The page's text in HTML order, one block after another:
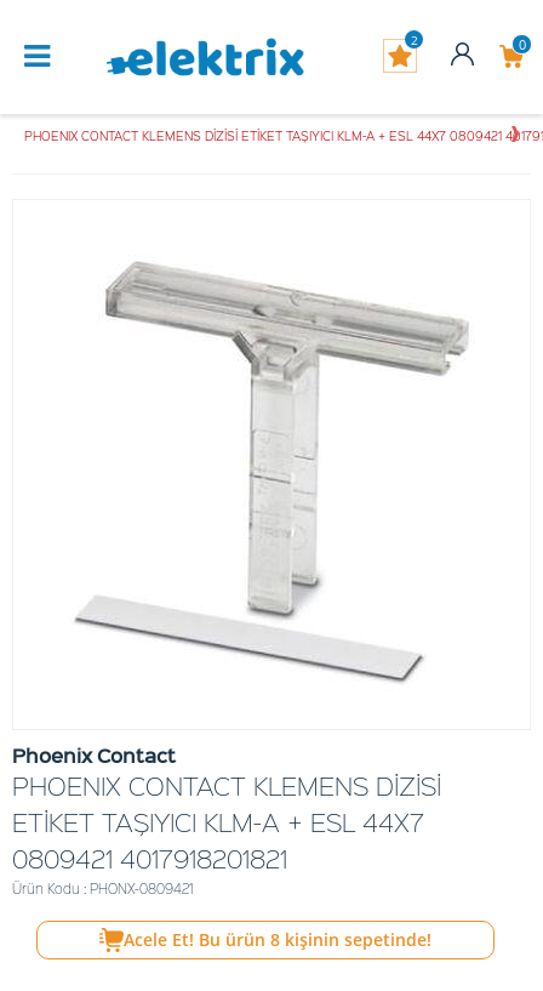
0
2
PHOENIX CONTACT KLEMENS DİZİSİ ETİKET TAŞIYICI KLM-A + ESL 44X7 0809421
Phoenix Contact
PHOENIX CONTACT KLEMENS DİZİSİ
ETİKET TAŞIYICI KLM-A + ESL 44X7
0809421 4017918201821
Ürün Kodu : PHONX-0809421
Acele Et! Bu ürün 8 kişinin sepetinde!